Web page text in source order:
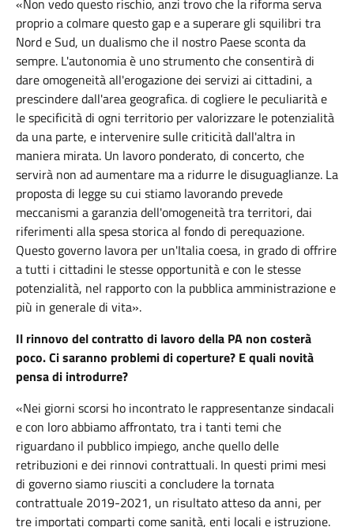
«Non vedo questo rischio, anzi trovo che la riforma serva
proprio a colmare questo gap e a superare gli squilibri tra
Nord e Sud, un dualismo che il nostro Paese sconta da
sempre. L'autonomia è uno strumento che consentirà di
dare omogeneità all'erogazione dei servizi ai cittadini, a
prescindere dall'area geografica. di cogliere le peculiarità e
le specificità di ogni territorio per valorizzare le potenzialità
da una parte, e intervenire sulle criticità dall'altra in
maniera mirata. Un lavoro ponderato, di concerto, che
servirà non ad aumentare ma a ridurre le disuguaglianze. La
proposta di legge su cui stiamo lavorando prevede
meccanismi a garanzia dell'omogeneità tra territori, dai
riferimenti alla spesa storica al fondo di perequazione.
Questo governo lavora per un'Italia coesa, in grado di offrire
a tutti i cittadini le stesse opportunità e con le stesse
potenzialità, nel rapporto con la pubblica amministrazione e
più in generale di vita».
Il rinnovo del contratto di lavoro della PA non costerà
poco. Ci saranno problemi di coperture? E quali novità
pensa di introdurre?
«Nei giorni scorsi ho incontrato le rappresentanze sindacali
e con loro abbiamo affrontato, tra i tanti temi che
riguardano il pubblico impiego, anche quello delle
retribuzioni e dei rinnovi contrattuali. In questi primi mesi
di governo siamo riusciti a concludere la tornata
contrattuale 2019-2021, un risultato atteso da anni, per
tre importati comparti come sanità, enti locali e istruzione.